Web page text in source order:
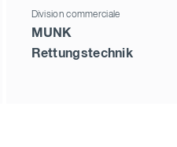
Division commerciale
MUNK
Rettungstechnik